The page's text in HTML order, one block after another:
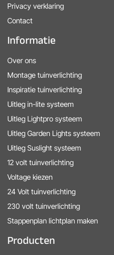
Privacy verklaring
Contact
Informatie
Over ons
Montage tuinverlichting
Inspiratie tuinverlichting
Uitleg in-lite systeem
Uitleg Lightpro systeem
Uitleg Garden Lights systeem
Uitleg Suslight systeem
12 volt tuinverlichting
Voltage kiezen
24 Volt tuinverlichting
230 volt tuinverlichting
Stappenplan lichtplan maken
Producten